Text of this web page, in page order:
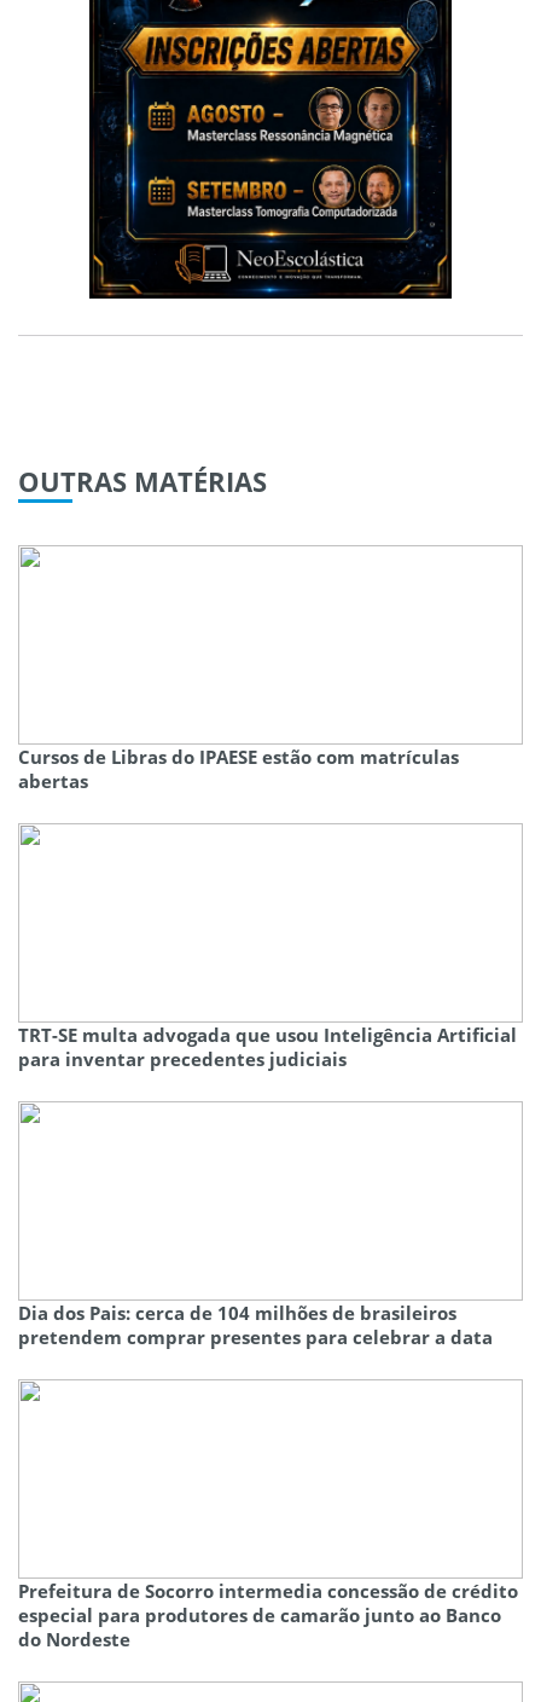
OUTRAS MATÉRIAS
Cursos de Libras do IPAESE estão com matrículas
abertas
TRT-SE multa advogada que usou Inteligência Artificial
para inventar precedentes judiciais
Dia dos Pais: cerca de 104 milhões de brasileiros
pretendem comprar presentes para celebrar a data
Prefeitura de Socorro intermedia concessão de crédito
especial para produtores de camarão junto ao Banco
do Nordeste